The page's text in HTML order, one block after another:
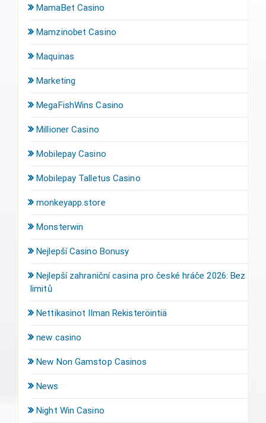
MamaBet Casino
Mamzinobet Casino
Maquinas
Marketing
MegaFishWins Casino
Millioner Casino
Mobilepay Casino
Mobilepay Talletus Casino
monkeyapp.store
Monsterwin
Nejlepší Casino Bonusy
Nejlepší zahraniční casina pro české hráče 2026: Bez
limitů
Nettikasinot Ilman Rekisteröintiä
new casino
New Non Gamstop Casinos
News
Night Win Casino